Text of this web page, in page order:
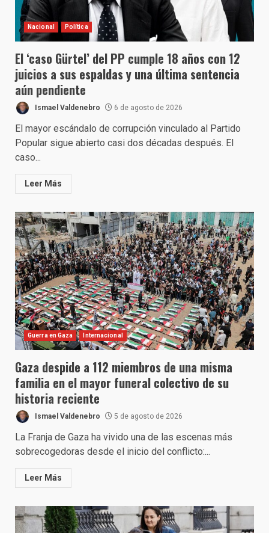
Nacional Política
El ‘caso Gürtel’ del PP cumple 18 años con 12
juicios a sus espaldas y una última sentencia
aún pendiente
Ismael Valdenebro 6 de agosto de 2026
El mayor escándalo de corrupción vinculado al Partido
Popular sigue abierto casi dos décadas después. El
caso...
Leer Más
Guerra en Gaza Internacional
Gaza despide a 112 miembros de una misma
familia en el mayor funeral colectivo de su
historia reciente
Ismael Valdenebro 5 de agosto de 2026
La Franja de Gaza ha vivido una de las escenas más
sobrecogedoras desde el inicio del conflicto:...
Leer Más